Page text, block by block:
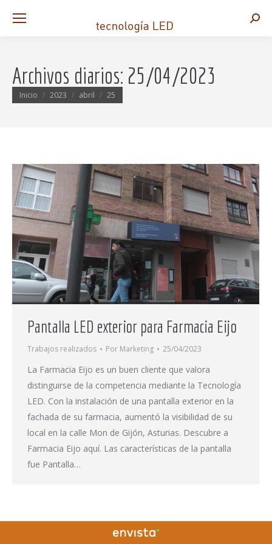
Archivos diarios: 25/04/2023
Estás aquí:
Inicio 2023 abril 25
Pantalla LED exterior para Farmacia Eijo
Trabajos realizados Por Marketing 25/04/2023
La Farmacia Eijo es un buen cliente que valora
distinguirse de la competencia mediante la Tecnología
LED. Con la instalación de una pantalla exterior en la
fachada de su farmacia, aumentó la visibilidad de su
local en la calle Mon de Gijón, Asturias. Descubre a
Farmacia Eijo aquí. Las características de la pantalla
fue Pantalla…